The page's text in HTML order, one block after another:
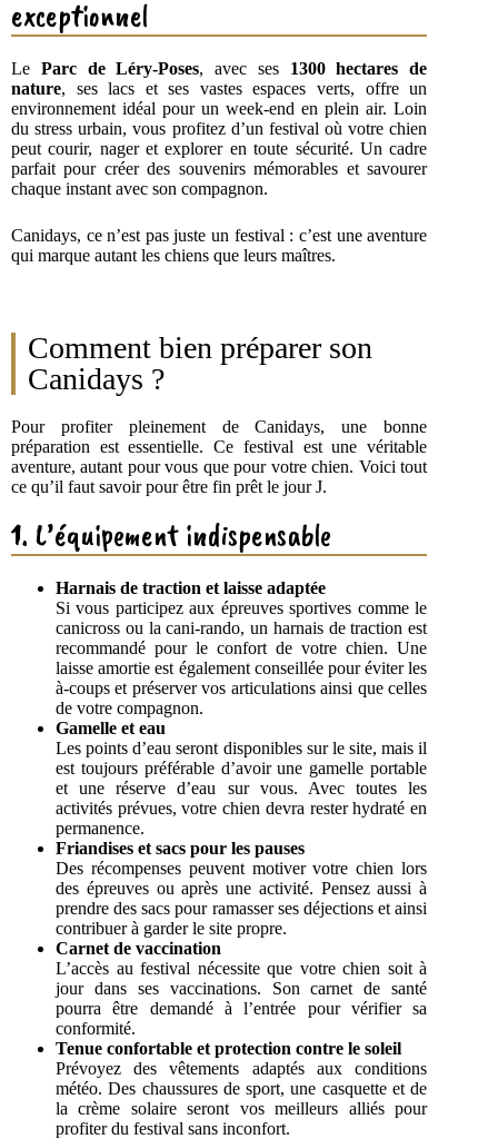
exceptionnel
Le Parc de Léry-Poses, avec ses 1300 hectares de
nature, ses lacs et ses vastes espaces verts, offre un
environnement idéal pour un week-end en plein air. Loin
du stress urbain, vous profitez d’un festival où votre chien
peut courir, nager et explorer en toute sécurité. Un cadre
parfait pour créer des souvenirs mémorables et savourer
chaque instant avec son compagnon.
Canidays, ce n’est pas juste un festival : c’est une aventure
qui marque autant les chiens que leurs maîtres.
Comment bien préparer son
Canidays ?
Pour profiter pleinement de Canidays, une bonne
préparation est essentielle. Ce festival est une véritable
aventure, autant pour vous que pour votre chien. Voici tout
ce qu’il faut savoir pour être fin prêt le jour J.
1. L’équipement indispensable
Harnais de traction et laisse adaptée
Si vous participez aux épreuves sportives comme le
canicross ou la cani-rando, un harnais de traction est
recommandé pour le confort de votre chien. Une
laisse amortie est également conseillée pour éviter les
à-coups et préserver vos articulations ainsi que celles
de votre compagnon.
Gamelle et eau
Les points d’eau seront disponibles sur le site, mais il
est toujours préférable d’avoir une gamelle portable
et une réserve d’eau sur vous. Avec toutes les
activités prévues, votre chien devra rester hydraté en
permanence.
Friandises et sacs pour les pauses
Des récompenses peuvent motiver votre chien lors
des épreuves ou après une activité. Pensez aussi à
prendre des sacs pour ramasser ses déjections et ainsi
contribuer à garder le site propre.
Carnet de vaccination
L’accès au festival nécessite que votre chien soit à
jour dans ses vaccinations. Son carnet de santé
pourra être demandé à l’entrée pour vérifier sa
conformité.
Tenue confortable et protection contre le soleil
Prévoyez des vêtements adaptés aux conditions
météo. Des chaussures de sport, une casquette et de
la crème solaire seront vos meilleurs alliés pour
profiter du festival sans inconfort.